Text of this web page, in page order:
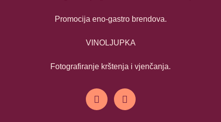
Promocija eno-gastro brendova.
VINOLJUPKA
Fotografiranje krštenja i vjenčanja.